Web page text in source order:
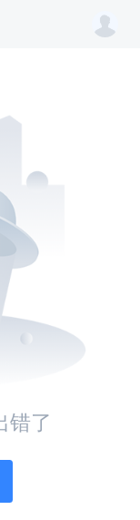
错了